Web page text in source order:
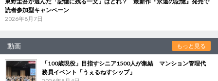
読者参加型キャンペーン
2026年8月7日
動画 もっと見る
「100歳現役」目指すシニア1500人が集結 マンション管理代
務員イベント「うぇるねすシップ」